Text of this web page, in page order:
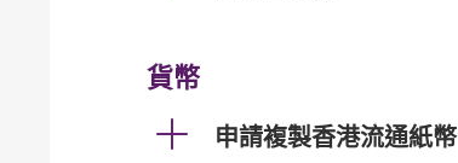
貨幣
申請複製香港流通紙幣